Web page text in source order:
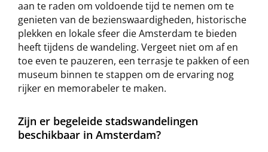
aan te raden om voldoende tijd te nemen om te
genieten van de bezienswaardigheden, historische
plekken en lokale sfeer die Amsterdam te bieden
heeft tijdens de wandeling. Vergeet niet om af en
toe even te pauzeren, een terrasje te pakken of een
museum binnen te stappen om de ervaring nog
rijker en memorabeler te maken.
Zijn er begeleide stadswandelingen
beschikbaar in Amsterdam?